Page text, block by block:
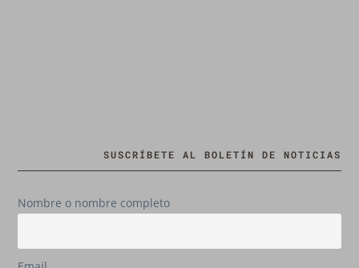
SUSCRÍBETE AL BOLETÍN DE NOTICIAS
Nombre o nombre completo